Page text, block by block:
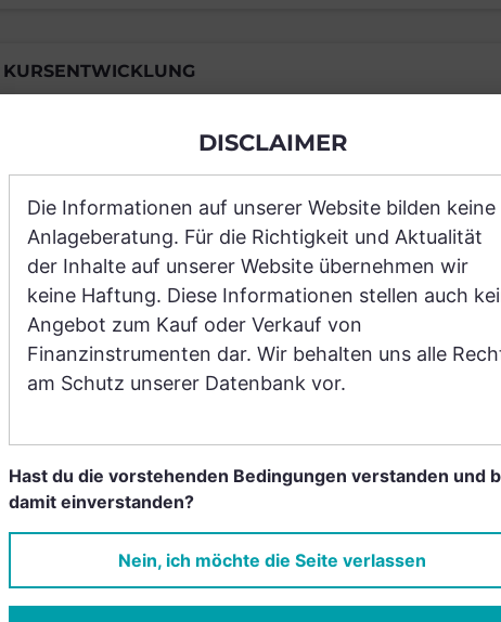
KURSENTWICKLUNG
Einfach und kostenlos registrieren,
JETZT
Einfach und kostenlos
registrieren, um dieses Feature
freizuschalten.
DISCLAIMER
Die Informationen auf unserer Website bilden keine
Anlageberatung. Für die Richtigkeit und Aktualität
der Inhalte auf unserer Website übernehmen wir
keine Haftung. Diese Informationen stellen auch
Angebot zum Kauf oder Verkauf von
Finanzinstrumenten dar. Wir behalten uns alle
am Schutz unserer Datenbank vor.
Hast du die vorstehenden Bedingungen verstanden und
damit einverstanden?
Nein, ich möchte die Seite verlassen